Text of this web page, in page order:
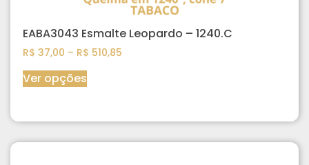
EABA3043 Esmalte Leopardo – 1240.C
R$ 37,00 – R$ 510,85
Ver opções